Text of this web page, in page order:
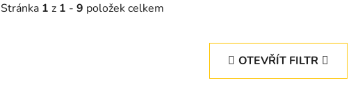
Stránka 1 z 1 - 9 položek celkem
OTEVŘÍT FILTR